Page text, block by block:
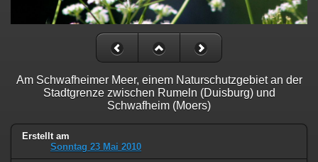
Am Schwafheimer Meer, einem Naturschutzgebiet an der
Stadtgrenze zwischen Rumeln (Duisburg) und
Schwafheim (Moers)
Erstellt am
Sonntag 23 Mai 2010